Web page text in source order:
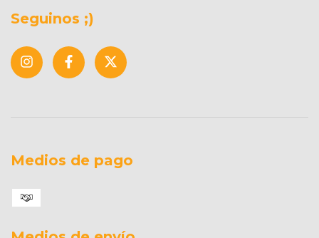
Seguinos ;)
Medios de pago